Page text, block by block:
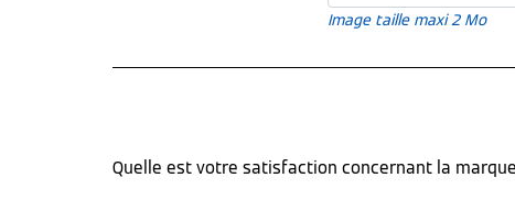
Image taille maxi 2 Mo
Quelle est votre satisfaction concernant la